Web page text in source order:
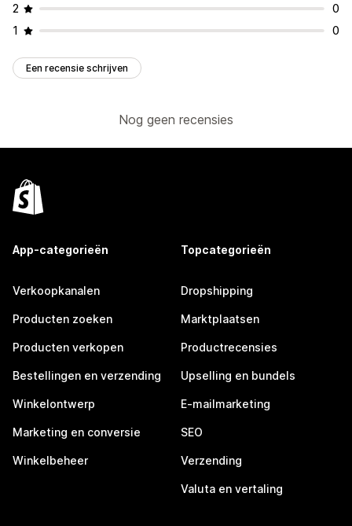
2
0
1
0
Een recensie schrijven
Nog geen recensies
App-categorieën
Verkoopkanalen
Producten zoeken
Producten verkopen
Bestellingen en verzending
Winkelontwerp
Marketing en conversie
Winkelbeheer
Topcategorieën
Dropshipping
Marktplaatsen
Productrecensies
Upselling en bundels
E-mailmarketing
SEO
Verzending
Valuta en vertaling